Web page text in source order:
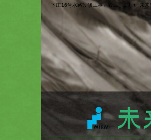
「下庄16号水路改修工事」着工しました|未